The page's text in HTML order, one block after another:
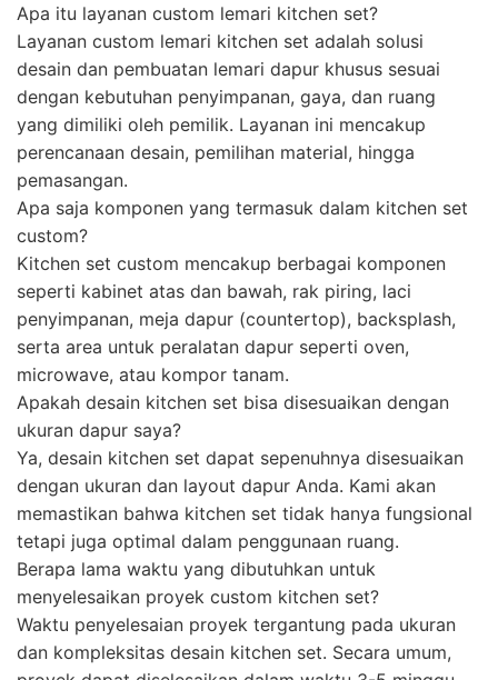
Apa itu layanan custom lemari kitchen set?
Layanan custom lemari kitchen set adalah solusi
desain dan pembuatan lemari dapur khusus sesuai
dengan kebutuhan penyimpanan, gaya, dan ruang
yang dimiliki oleh pemilik. Layanan ini mencakup
perencanaan desain, pemilihan material, hingga
pemasangan.
Apa saja komponen yang termasuk dalam kitchen set
custom?
Kitchen set custom mencakup berbagai komponen
seperti kabinet atas dan bawah, rak piring, laci
penyimpanan, meja dapur (countertop), backsplash,
serta area untuk peralatan dapur seperti oven,
microwave, atau kompor tanam.
Apakah desain kitchen set bisa disesuaikan dengan
ukuran dapur saya?
Ya, desain kitchen set dapat sepenuhnya disesuaikan
dengan ukuran dan layout dapur Anda. Kami akan
memastikan bahwa kitchen set tidak hanya fungsional
tetapi juga optimal dalam penggunaan ruang.
Berapa lama waktu yang dibutuhkan untuk
menyelesaikan proyek custom kitchen set?
Waktu penyelesaian proyek tergantung pada ukuran
dan kompleksitas desain kitchen set. Secara umum,